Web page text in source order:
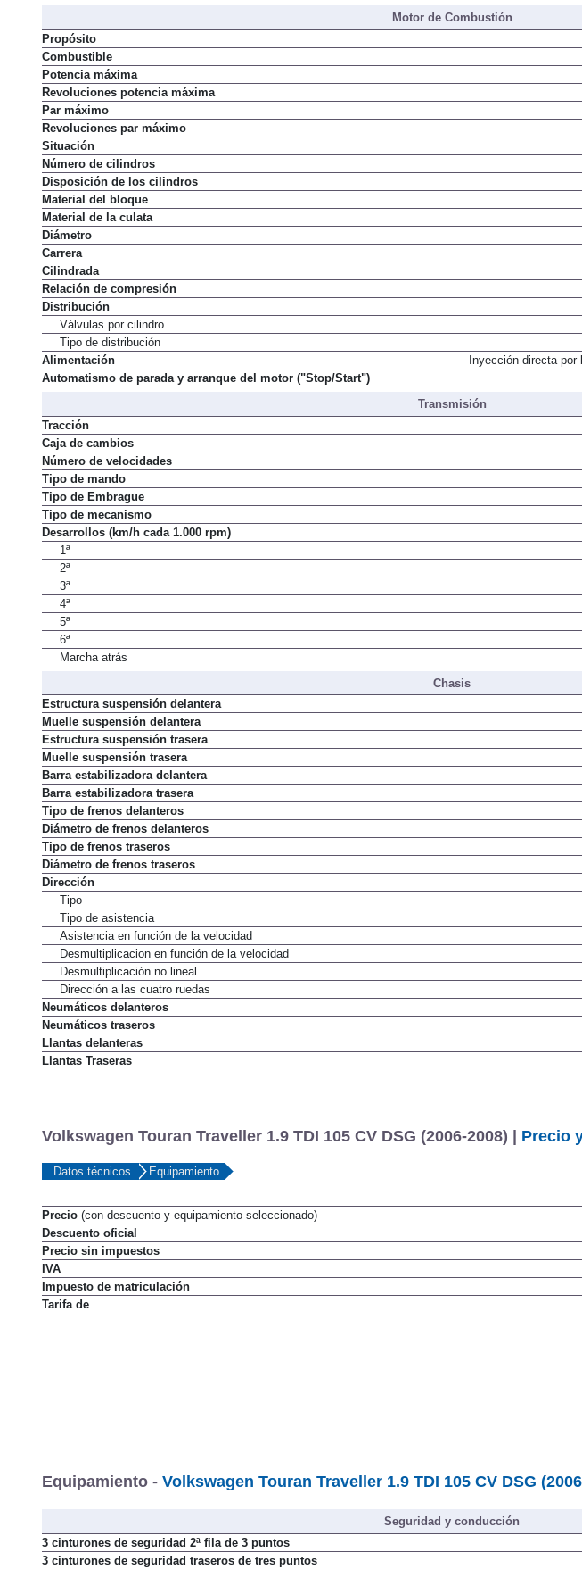
Motor de Combustión
Propósito
Combustible
Potencia máxima
Revoluciones potencia máxima
Par máximo
Revoluciones par máximo
Situación
Número de cilindros
Disposición de los cilindros
Material del bloque
Material de la culata
Diámetro
Carrera
Cilindrada
Relación de compresión
Distribución
Válvulas por cilindro
Tipo de distribución
Alimentación
Inyección directa
Automatismo de parada y arranque del motor ("Stop/Start")
Transmisión
Tracción
Caja de cambios
Número de velocidades
Tipo de mando
Tipo de Embrague
Tipo de mecanismo
Desarrollos (km/h cada 1.000 rpm)
1ª
2ª
3ª
4ª
5ª
6ª
Marcha atrás
Chasis
Estructura suspensión delantera
Muelle suspensión delantera
Estructura suspensión trasera
Muelle suspensión trasera
Barra estabilizadora delantera
Barra estabilizadora trasera
Tipo de frenos delanteros
Diámetro de frenos delanteros
Tipo de frenos traseros
Diámetro de frenos traseros
Dirección
Tipo
Tipo de asistencia
Asistencia en función de la velocidad
Desmultiplicacion en función de la velocidad
Desmultiplicación no lineal
Dirección a las cuatro ruedas
Neumáticos delanteros
Neumáticos traseros
Llantas delanteras
Llantas Traseras
Volkswagen Touran Traveller 1.9 TDI 105 CV DSG (2006-2008) | Precio
Datos técnicos Equipamiento
Precio (con descuento y equipamiento seleccionado)
Descuento oficial
Precio sin impuestos
IVA
Impuesto de matriculación
Tarifa de
Equipamiento - Volkswagen Touran Traveller 1.9 TDI 105 CV DSG
Seguridad y conducción
3 cinturones de seguridad 2ª fila de 3 puntos
3 cinturones de seguridad traseros de tres puntos